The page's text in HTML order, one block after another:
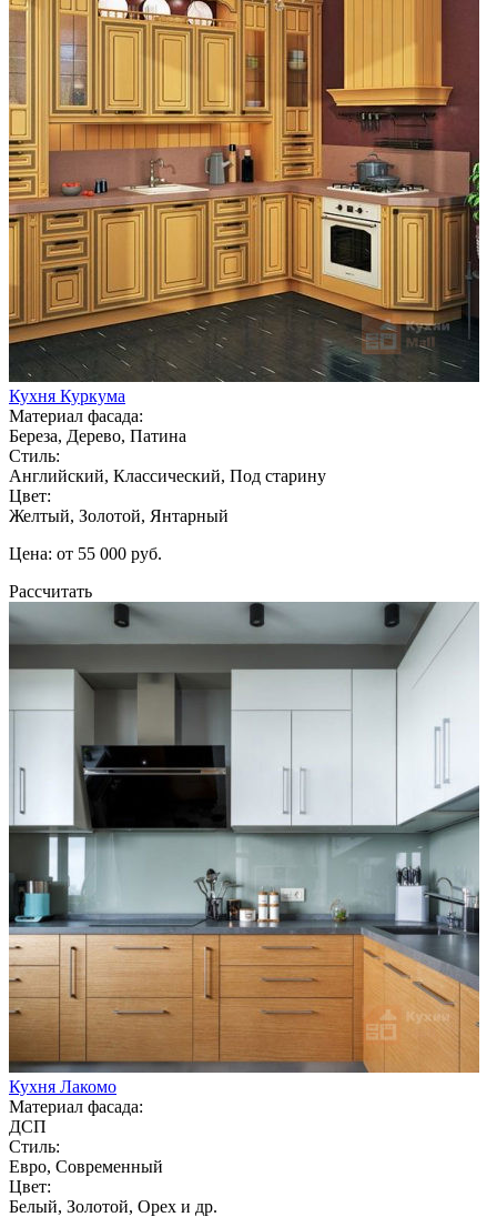
Кухня Куркума
Материал фасада:
Береза, Дерево, Патина
Стиль:
Английский, Классический, Под старину
Цвет:
Желтый, Золотой, Янтарный
Цена: от 55 000 руб.
Рассчитать
Кухня Лакомо
Материал фасада:
ДСП
Стиль:
Евро, Современный
Цвет:
Белый, Золотой, Орех и др.